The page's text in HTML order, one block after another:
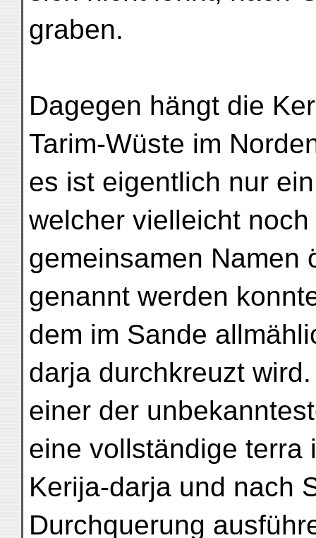
graben.
Dagegen hängt die
Tarim-Wüste im
es ist eigentlich nur
welcher vielleicht
gemeinsamen Namen
genannt werden
dem im Sande
darja durchkreuzt
einer der
eine vollständige terra
Kerija-darja und nach
Durchquerung